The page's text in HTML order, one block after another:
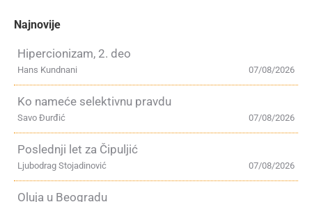
Najnovije
Hipercionizam, 2. deo
07/08/2026
Hans Kundnani
Ko nameće selektivnu pravdu
07/08/2026
Savo Đurđić
Poslednji let za Čipuljić
07/08/2026
Ljubodrag Stojadinović
Oluja u Beogradu